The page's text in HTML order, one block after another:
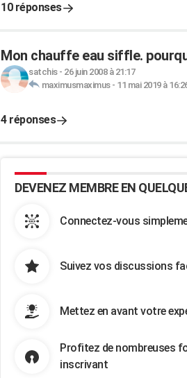
10 réponses
Mon chauffe eau siffle.
satchis- 26 juin 2008 à 21:17
maximusmaximus- 11 mai 2019 à
4 réponses
DEVENEZ MEMBRE EN
Connectez-vous
Suivez vos discussions
Mettez en avant votre
Profitez de nombreuses
inscrivant